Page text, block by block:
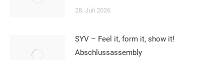
28. Juli 2026
SYV – Feel it, form it, show it!
Abschlussassembly